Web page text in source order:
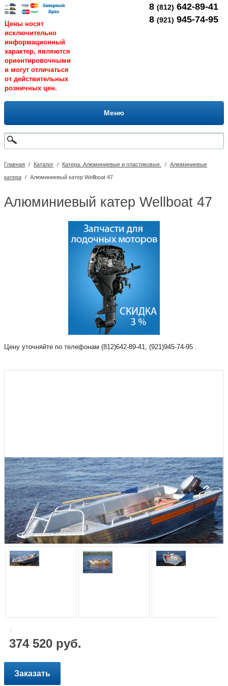
Цены носят
исключительно
информационный
характер, являются
ориентировочными
и могут отличаться
от действительных
розничных цен.
8 (812) 642-89-41
8 (921) 945-74-95
Меню
Главная / Каталог / Катера. Алюминиевые и пластиковые. / Алюминиевые
катера / Алюминиевый катер Wellboat 47
Алюминиевый катер Wellboat 47
Цену уточняйте по телефонам (812)642-89-41, (921)945-74-95 .
:
374 520 руб.
Заказать